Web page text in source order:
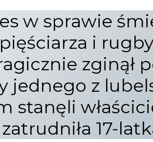
w sprawie
i
zginął
jednego z
stanęli
17-